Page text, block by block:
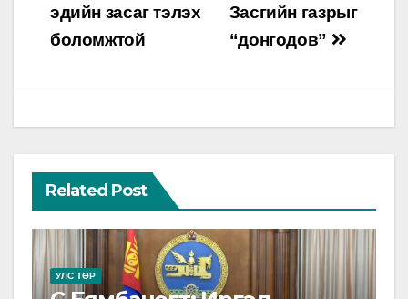
Засгийн газрыг
“донгодов”
эдийн засаг тэлэх
боломжтой
Related Post
УЛС ТӨР